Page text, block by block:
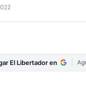
El Libertador en